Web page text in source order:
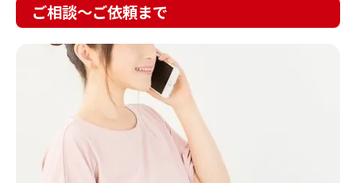
ご相談～ご依頼まで